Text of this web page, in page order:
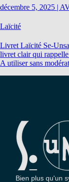
décembre 5, 2025 |
Laïcité
Livret Laïcité Se-
livret clair qui
A utiliser sans
Bien plus qu'un